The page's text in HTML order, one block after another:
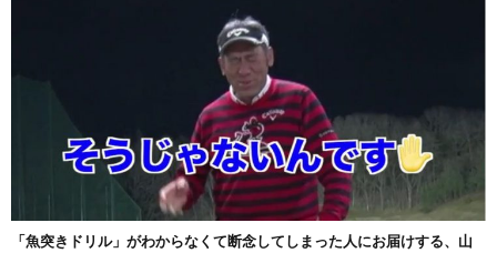
「魚突きドリル」がわからなくて断念してしまった人にお届けする、山